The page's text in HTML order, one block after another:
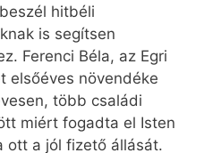
hitbéli
is segítsen
Ferenci Béla, az Egri
elsőéves növendéke
több családi
miért fogadta el Isten
ott a jól fizető állását.